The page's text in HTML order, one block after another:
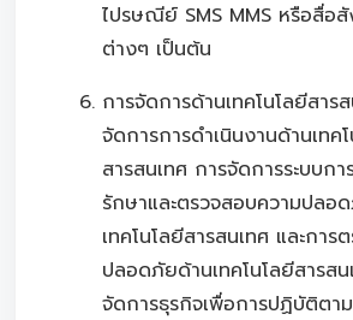
ไปรษณีย์ SMS MMS หรือสื่อ
ต่างๆ เป็นต้น
การจัดการด้านเทคโนโลยีสาร
จัดการการดำเนินงานด้านเทค
สารสนเทศ การจัดการระบบก
รักษาและตรวจสอบความปลอ
เทคโนโลยีสารสนเทศ และการ
ปลอดภัยด้านเทคโนโลยีสารส
จัดการธุรกิจเพื่อการปฏิบัติตา